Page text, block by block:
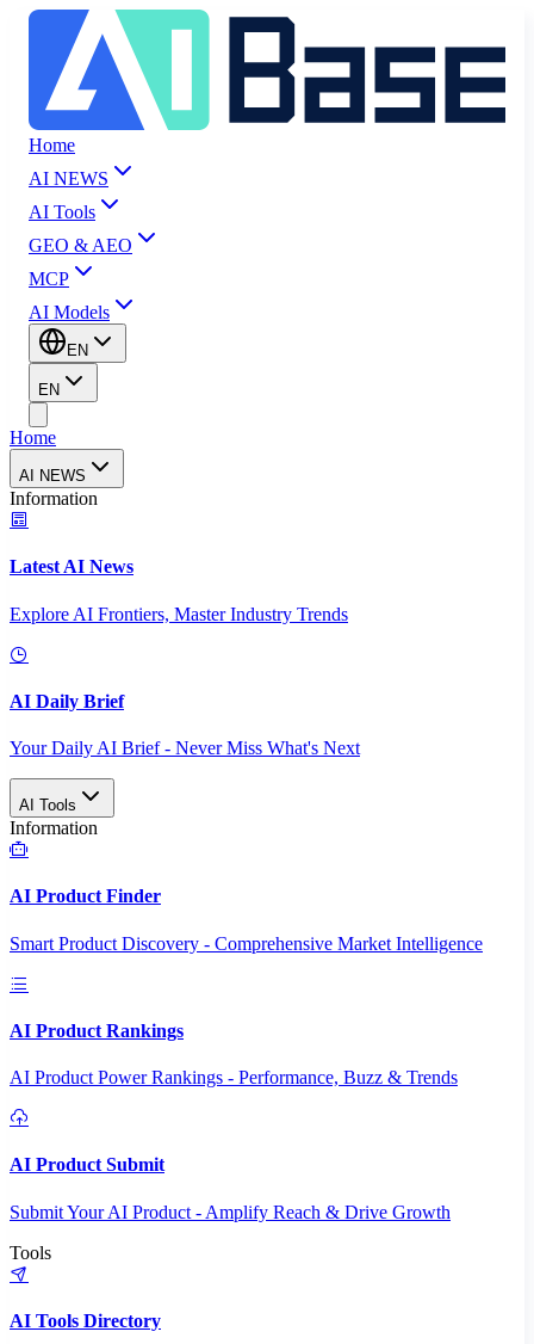
Home
AI NEWS
AI Tools
GEO & AEO
MCP
AI Models
EN
EN
Home
AI NEWS
Information
Latest AI News
Explore AI Frontiers, Master Industry Trends
AI Daily Brief
Your Daily AI Brief - Never Miss What's Next
AI Tools
Information
AI Product Finder
Smart Product Discovery - Comprehensive Market Intelligence
AI Product Rankings
AI Product Power Rankings - Performance, Buzz & Trends
AI Product Submit
Submit Your AI Product - Amplify Reach & Drive Growth
Tools
AI Tools Directory